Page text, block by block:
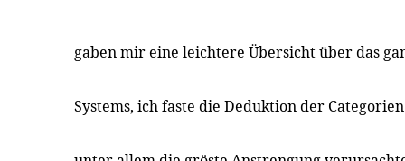
gaben mir eine leichtere Übersicht über das
Systems, ich faste die Deduktion der